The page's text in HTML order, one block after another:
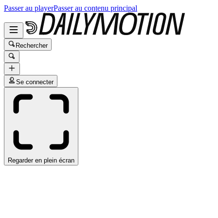
Passer au playerPasser au contenu principal
Rechercher
Se connecter
Regarder en plein écran